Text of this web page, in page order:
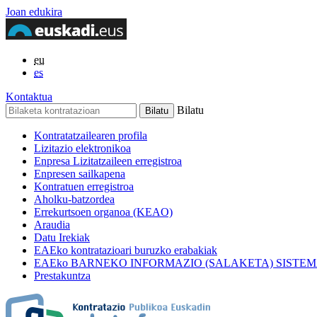
Joan edukira
eu
es
Kontaktua
Bilatu
Kontratatzailearen profila
Lizitazio elektronikoa
Enpresa Lizitatzaileen erregistroa
Enpresen sailkapena
Kontratuen erregistroa
Aholku-batzordea
Errekurtsoen organoa (KEAO)
Araudia
Datu Irekiak
EAEko kontratazioari buruzko erabakiak
EAEko BARNEKO INFORMAZIO (SALAKETA)
Prestakuntza